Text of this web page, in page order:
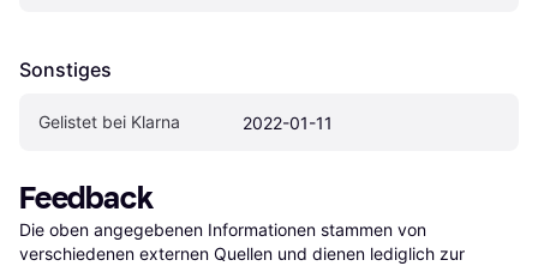
Sonstiges
Gelistet bei Klarna 2022-01-11
Feedback
Die oben angegebenen Informationen stammen von
verschiedenen externen Quellen und dienen lediglich zur